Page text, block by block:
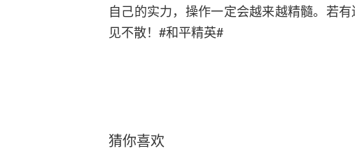
自己的实力，操作一定会越来越精髓。若
见不散！#和平精英#
猜你喜欢